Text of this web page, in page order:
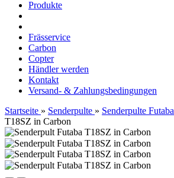
Produkte
Frässervice
Carbon
Copter
Händler werden
Kontakt
Versand- & Zahlungsbedingungen
Startseite » Senderpulte » Senderpulte Futaba
T18SZ in Carbon